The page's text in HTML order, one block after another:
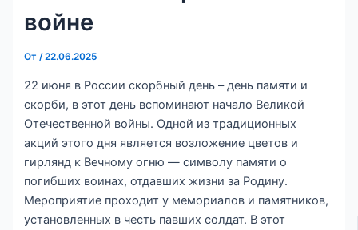
войне
От/22.06.2025
22 июня в России скорбный день – день памяти и
скорби, в этот день вспоминают начало Великой
Отечественной войны. Одной из традиционных
акций этого дня является возложение цветов и
гирлянд к Вечному огню — символу памяти о
погибших воинах, отдавших жизни за Родину.
Мероприятие проходит у мемориалов и памятников,
установленных в честь павших солдат. В этот